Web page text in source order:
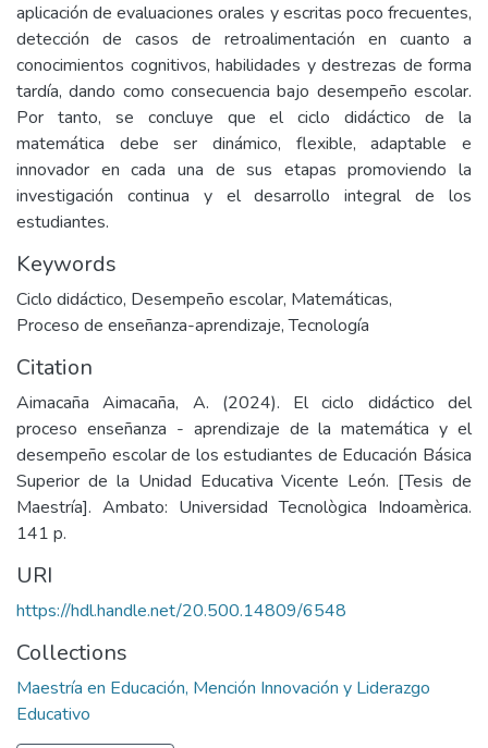
aplicación de evaluaciones orales y escritas poco frecuentes,
detección de casos de retroalimentación en cuanto a
conocimientos cognitivos, habilidades y destrezas de forma
tardía, dando como consecuencia bajo desempeño escolar.
Por tanto, se concluye que el ciclo didáctico de la
matemática debe ser dinámico, flexible, adaptable e
innovador en cada una de sus etapas promoviendo la
investigación continua y el desarrollo integral de los
estudiantes.
Keywords
Ciclo didáctico, Desempeño escolar, Matemáticas,
Proceso de enseñanza-aprendizaje,Tecnología
Citation
Aimacaña Aimacaña, A. (2024). El ciclo didáctico del
proceso enseñanza - aprendizaje de la matemática y el
desempeño escolar de los estudiantes de Educación Básica
Superior de la Unidad Educativa Vicente León. [Tesis de
Maestría]. Ambato: Universidad Tecnològica Indoamèrica.
141 p.
URI
https://hdl.handle.net/20.500.14809/6548
Collections
Maestría en Educación, Mención Innovación y Liderazgo
Educativo